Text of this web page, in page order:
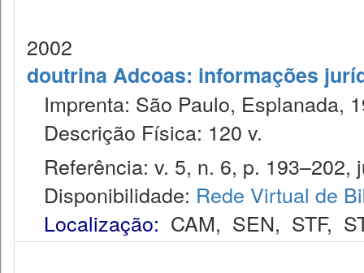
2002
doutrina Adcoas: informações
Imprenta: São Paulo, Esplanada,
Descrição Física: 120 v.
Referência: v. 5, n. 6, p. 193–202,
Disponibilidade: Rede Virtual de
Localização: CAM, SEN, STF,